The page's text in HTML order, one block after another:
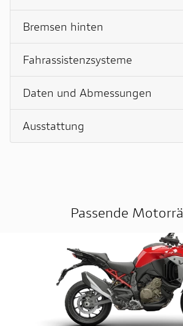
Bremsen hinten
Fahrassistenzsysteme
Daten und Abmessungen
Ausstattung
Passende